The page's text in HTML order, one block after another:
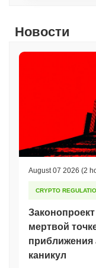
SolidCash в
Как
широким
За последние 7
общий
Это указывает на
движения SLDX
импульса.
Новости
August 07 2026 (2
CRYPTO
мертвой
приближения
каникул